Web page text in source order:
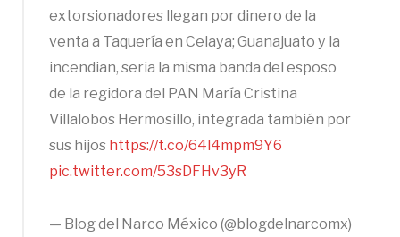
extorsionadores llegan por dinero de la
venta a Taquería en Celaya; Guanajuato y la
incendian, seria la misma banda del esposo
de la regidora del PAN María Cristina
Villalobos Hermosillo, integrada también por
sus hijos https://t.co/64l4mpm9Y6
pic.twitter.com/53sDFHv3yR
— Blog del Narco México (@blogdelnarcomx)